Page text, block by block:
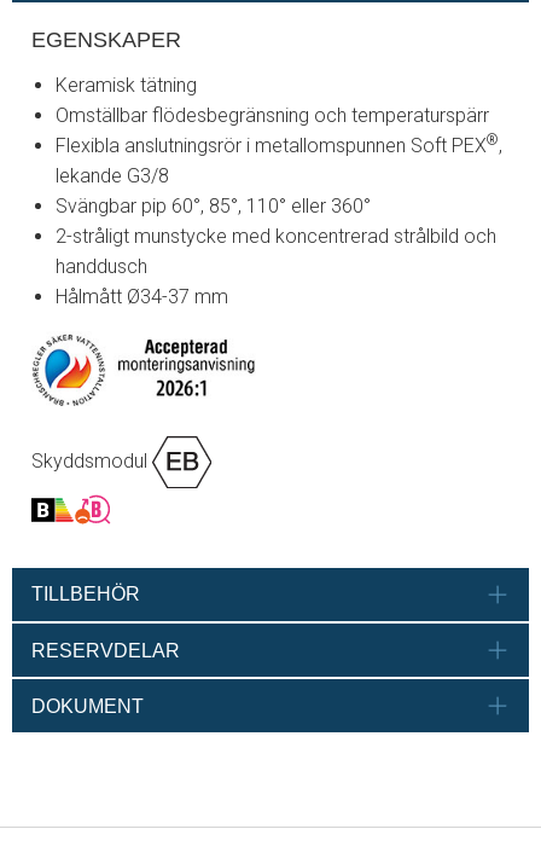
EGENSKAPER
Keramisk tätning
Omställbar flödesbegränsning och temperaturspärr
Flexibla anslutningsrör i metallomspunnen Soft PEX®,
lekande G3/8
Svängbar pip 60°, 85°, 110° eller 360°
2-stråligt munstycke med koncentrerad strålbild och
handdusch
Hålmått Ø34-37 mm
Skyddsmodul
TILLBEHÖR
RESERVDELAR
DOKUMENT